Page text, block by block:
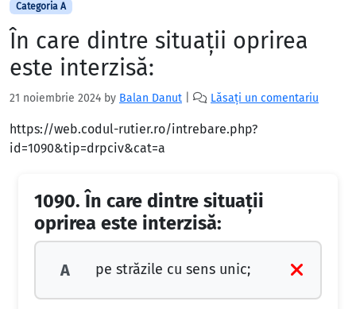
Categoria A
În care dintre situaţii oprirea
este interzisă:
21 noiembrie 2024 by Balan Danut Lăsați un comentariu
https://web.codul-rutier.ro/intrebare.php?
id=1090&tip=drpciv&cat=a
1090. În care dintre situaţii
oprirea este interzisă:
A pe străzile cu sens unic;